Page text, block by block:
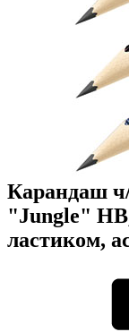
Карандаш
"Jungle"
ластиком,